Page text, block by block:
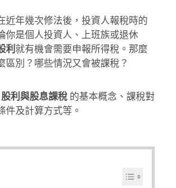
近年幾次修法後，投資人報稅時的
你是個人投資人、上班族或退休
利 就有機會需要申報所得稅。那麼
區別？哪些情況又會被課稅？
股利與股息課稅 的基本概念、課稅對
件及計算方式等。